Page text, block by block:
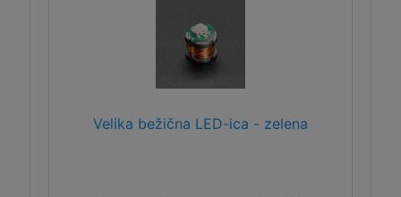
Velika bežična LED-ica - zelena